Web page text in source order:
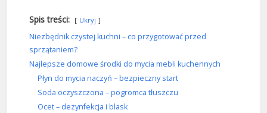
Spis treści: Ukryj
Niezbędnik czystej kuchni – co przygotować przed
sprzątaniem?
Najlepsze domowe środki do mycia mebli kuchennych
Płyn do mycia naczyń – bezpieczny start
Soda oczyszczona – pogromca tłuszczu
Ocet – dezynfekcja i blask